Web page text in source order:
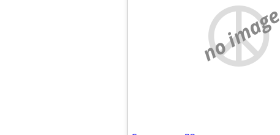
no image